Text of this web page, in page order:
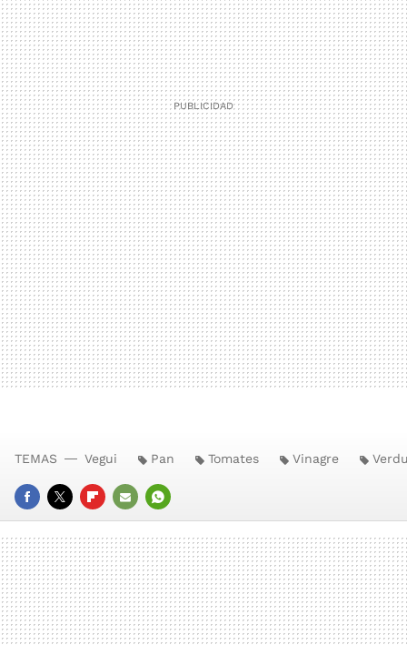
FACEBOOK
TWITTERFLIPBOARD
E-
MAIL
WHATSAPP
TEMAS Vegui Pan Tomates Vinagre